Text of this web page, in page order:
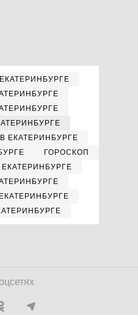
ЕКАТЕРИНБУРГЕ
ГОРОСКОП